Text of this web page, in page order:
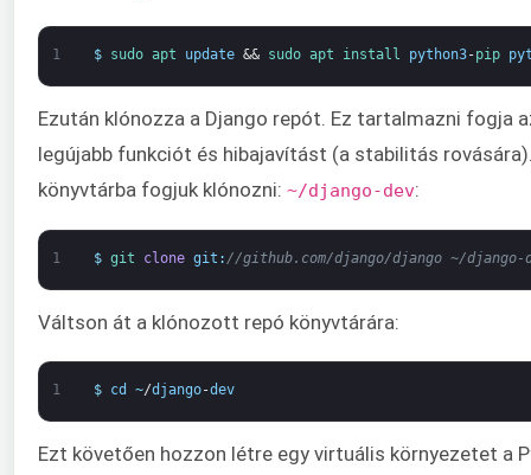
1 $ sudo apt update && sudo apt install python3-pip
Ezután klónozza a Django repót. Ez tartalmazni fogja
legújabb funkciót és hibajavítást (a stabilitás
könyvtárba fogjuk klónozni: ~/django-dev:
1 $ git clone git : //github.com/django/django ~/django-
Váltson át a klónozott repó könyvtárára:
1 $ cd ~/django-dev
Ezt követően hozzon létre egy virtuális környezetet a